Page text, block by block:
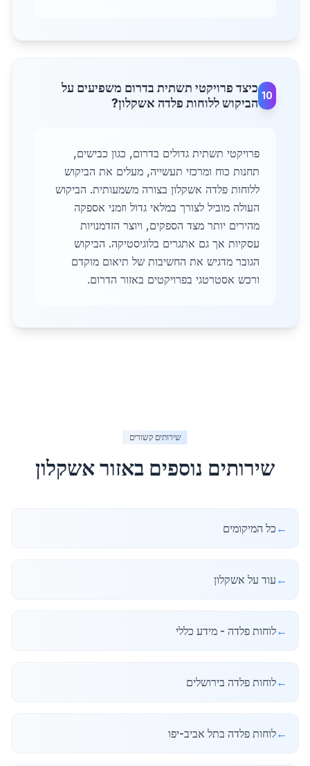
10
כיצד פרויקטי תשתית בדרום משפיעים על
הביקוש ללוחות פלדה אשקלון?
פרויקטי תשתית גדולים בדרום, כגון כבישים,
תחנות כוח ומרכזי תעשייה, מעלים את הביקוש
ללוחות פלדה אשקלון בצורה משמעותית. הביקוש
העולה מוביל לצורך במלאי גדול וזמני אספקה
מהירים יותר מצד הספקים, ויוצר הזדמנויות
עסקיות אך גם אתגרים בלוגיסטיקה. הביקוש
הגובר מדגיש את החשיבות של תיאום מוקדם
ורכש אסטרטגי בפרויקטים באזור הדרום.
שירותים קשורים
שירותים נוספים באזוראשקלון
← כל המיקומים
← עוד על אשקלון
←לוחות פלדה - מידע כללי
←לוחות פלדה בירושלים
←לוחות פלדה בתל אביב-יפו